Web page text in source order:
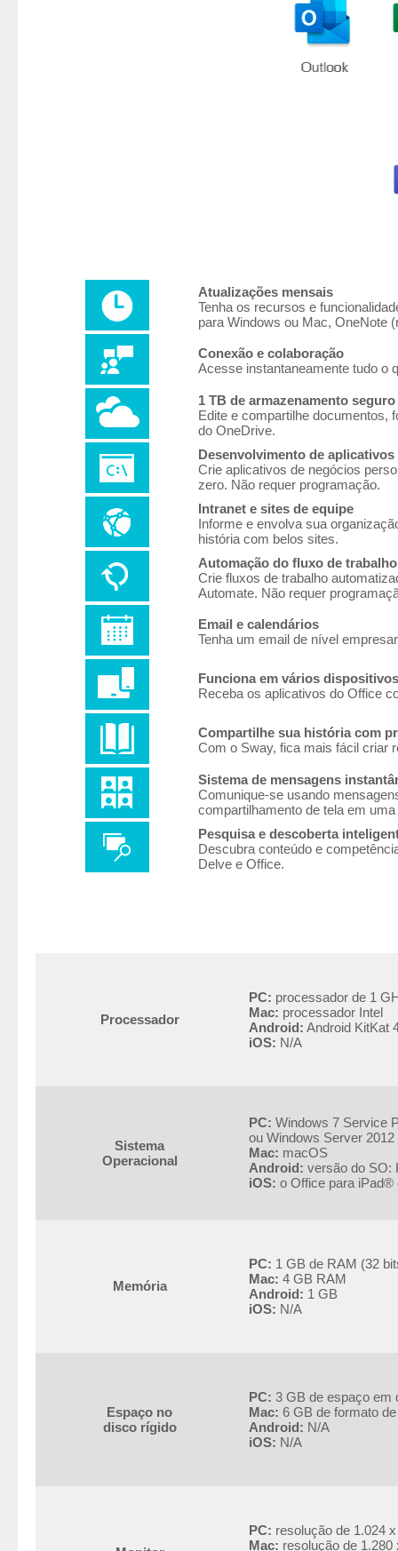
Atualizações mensais
Tenha os recursos e
para Windows ou Mac, OneNote
Conexão e colaboração
Acesse instantaneamente tudo o
1 TB de armazenamento
Edite e compartilhe documentos,
do OneDrive.
Desenvolvimento de aplicativos
Crie aplicativos de negócios
zero. Não requer programação.
Intranet e sites de equipe
Informe e envolva sua
história com belos sites.
Automação do fluxo de trabalho
Crie fluxos de trabalho
Automate. Não requer
Email e calendários
Tenha um email de nível
Funciona em vários dispositivos
Receba os aplicativos do Office
Compartilhe sua história com
Com o Sway, fica mais fácil criar
Sistema de mensagens
Comunique-se usando
compartilhamento de tela em uma
Pesquisa e descoberta
Descubra conteúdo e
Delve e Office.
Processador
PC: processador de 1
Mac: processador Intel
Android: Android KitKat
iOS: N/A
Sistema
Operacional
PC: Windows 7 Service
ou Windows Server 2012
Mac: macOS
Android: versão do SO:
iOS: o Office para iPad®
Memória
PC: 1 GB de RAM (32
Mac: 4 GB RAM
Android: 1 GB
iOS: N/A
Espaço no
disco rígido
PC: 3 GB de espaço em
Mac: 6 GB de formato
Android: N/A
iOS: N/A
PC: resolução de 1.024
Mac: resolução de 1.280